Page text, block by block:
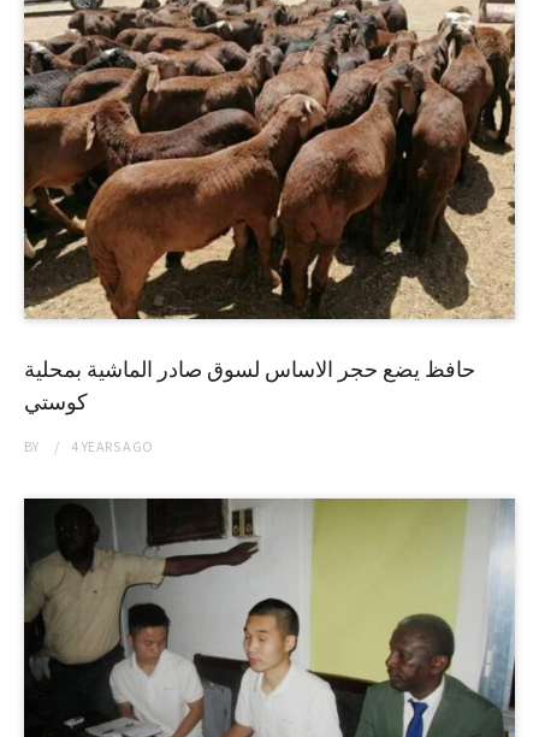
حافظ يضع حجر الاساس لسوق صادر الماشية بمحلية
كوستي
BY 4 YEARSAGO